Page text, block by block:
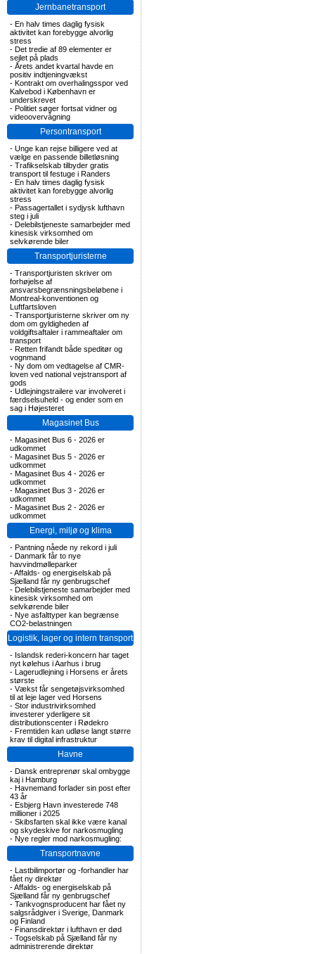
Jernbanetransport
- En halv times daglig fysisk
aktivitet kan forebygge alvorlig
stress
- Det tredie af 89 elementer er
sejlet på plads
- Årets andet kvartal havde en
positiv indtjeningvækst
- Kontrakt om overhalingsspor ved
Kalvebod i København er
underskrevet
- Politiet søger fortsat vidner og
videoovervågning
Persontransport
- Unge kan rejse billigere ved at
vælge en passende billetløsning
- Trafikselskab tilbyder gratis
transport til festuge i Randers
- En halv times daglig fysisk
aktivitet kan forebygge alvorlig
stress
- Passagertallet i sydjysk lufthavn
steg i juli
- Delebilstjeneste samarbejder med
kinesisk virksomhed om
selvkørende biler
Transportjuristerne
- Transportjuristen skriver om
forhøjelse af
ansvarsbegrænsningsbeløbene i
Montreal-konventionen og
Luftfartsloven
- Transportjuristerne skriver om ny
dom om gyldigheden af
voldgiftsaftaler i rammeaftaler om
transport
- Retten frifandt både speditør og
vognmand
- Ny dom om vedtagelse af CMR-
loven ved national vejstransport af
gods
- Udlejningstrailere var involveret i
færdselsuheld - og ender som en
sag i Højesteret
Magasinet Bus
- Magasinet Bus 6 - 2026 er
udkommet
- Magasinet Bus 5 - 2026 er
udkommet
- Magasinet Bus 4 - 2026 er
udkommet
- Magasinet Bus 3 - 2026 er
udkommet
- Magasinet Bus 2 - 2026 er
udkommet
Energi, miljø og klima
- Pantning nåede ny rekord i juli
- Danmark får to nye
havvindmølleparker
-Affalds- og energiselskab på
Sjælland får ny genbrugschef
- Delebilstjeneste samarbejder med
kinesisk virksomhed om
selvkørende biler
- Nye asfalttyper kan begrænse
CO2-belastningen
Logistik, lager og intern transport
- Islandsk rederi-koncern har taget
nyt kølehus i Aarhus i brug
- Lagerudlejning i Horsens er årets
største
- Vækst får sengetøjsvirksomhed
til at leje lager ved Horsens
- Stor industrivirksomhed
investerer yderligere sit
distributionscenter i Rødekro
- Fremtiden kan udløse langt større
krav til digital infrastruktur
Havne
- Dansk entreprenør skal ombygge
kaj i Hamburg
- Havnemand forlader sin post efter
43 år
- Esbjerg Havn investerede 748
millioner i 2025
- Skibsfarten skal ikke være kanal
og skydeskive for narkosmugling
- Nye regler mod narkosmugling:
Transportnavne
- Lastbilimportør og -forhandler har
fået ny direktør
-Affalds- og energiselskab på
Sjælland får ny genbrugschef
- Tankvognsproducent har fået ny
salgsrådgiver i Sverige, Danmark
og Finland
- Finansdirektør i lufthavn er død
- Togselskab på Sjælland får ny
administrerende direktør